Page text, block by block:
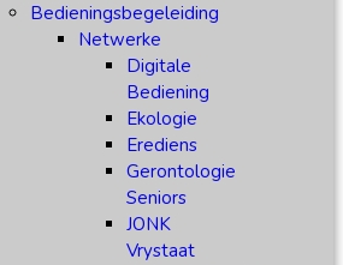
Bedieningsbegeleiding
Netwerke
Digitale
Bediening
Ekologie
Erediens
Gerontologie
Seniors
JONK
Vrystaat